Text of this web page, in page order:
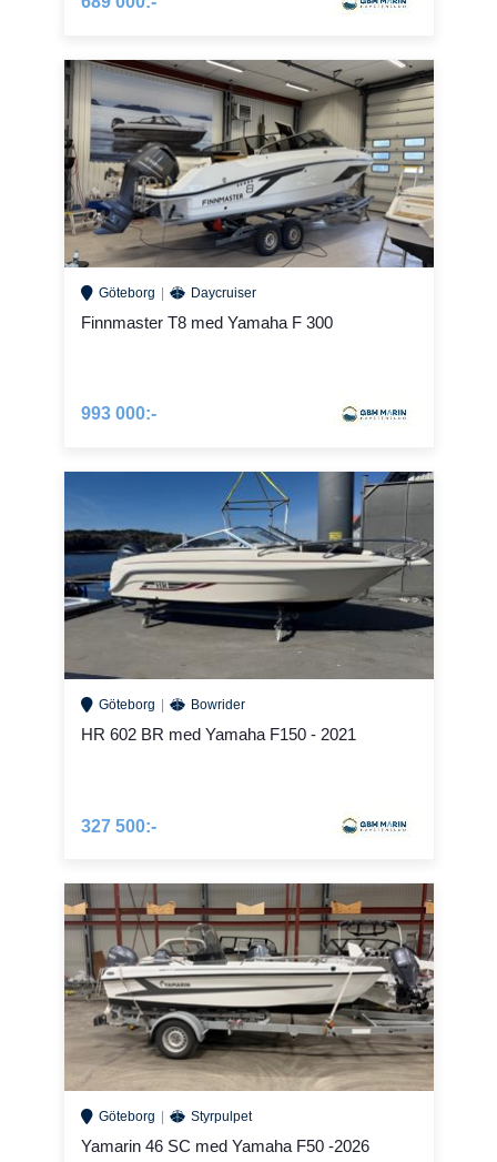
Göteborg Daycruiser
Finnmaster T8 med Yamaha F 300
993 000:-
Göteborg Bowrider
HR 602 BR med Yamaha F150 - 2021
327 500:-
Göteborg Styrpulpet
Yamarin 46 SC med Yamaha F50 -2026